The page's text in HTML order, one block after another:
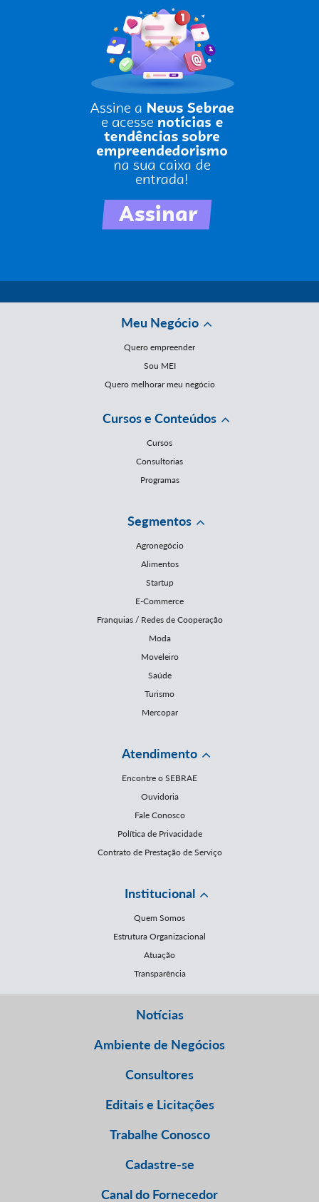
Meu Negócio
Quero empreender
Sou MEI
Quero melhorar meu negócio
Cursos e Conteúdos
Cursos
Consultorias
Programas
Segmentos
Agronegócio
Alimentos
Startup
E-Commerce
Franquias / Redes de Cooperação
Moda
Moveleiro
Saúde
Turismo
Mercopar
Atendimento
Encontre o SEBRAE
Ouvidoria
Fale Conosco
Política de Privacidade
Contrato de Prestação de Serviço
Institucional
Quem Somos
Estrutura Organizacional
Atuação
Transparência
Notícias
Ambiente de Negócios
Consultores
Editais e Licitações
Trabalhe Conosco
Cadastre-se
Canal do Fornecedor